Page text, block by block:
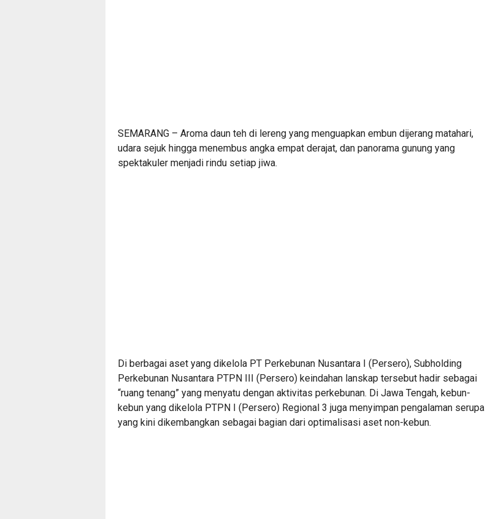
SEMARANG – Aroma daun teh di lereng yang menguapkan embun dijerang matahari,
udara sejuk hingga menembus angka empat derajat, dan panorama gunung yang
spektakuler menjadi rindu setiap jiwa.
Di berbagai aset yang dikelola PT Perkebunan Nusantara I (Persero), Subholding
Perkebunan Nusantara PTPN III (Persero) keindahan lanskap tersebut hadir sebagai
“ruang tenang” yang menyatu dengan aktivitas perkebunan. Di Jawa Tengah, kebun-
kebun yang dikelola PTPN I (Persero) Regional 3 juga menyimpan pengalaman serupa
yang kini dikembangkan sebagai bagian dari optimalisasi aset non-kebun.